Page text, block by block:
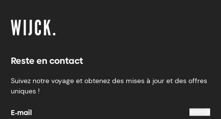
Reste en contact
Suivez notre voyage et obtenez des mises à jour et des offres
uniques !